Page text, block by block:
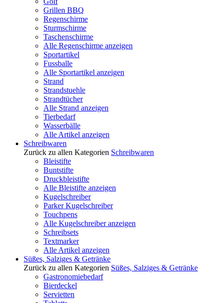
Grillen BBQ
Regenschirme
Sturmschirme
Taschenschirme
Alle Regenschirme anzeigen
Sportartikel
Fussballe
Alle Sportartikel anzeigen
Strand
Strandstuehle
Strandtücher
Alle Strand anzeigen
Tierbedarf
Wasserbälle
Alle Artikel anzeigen
Schreibwaren
Zurück zu allen Kategorien Schreibwaren
Bleistifte
Buntstifte
Druckbleistifte
Alle Bleistifte anzeigen
Kugelschreiber
Parker Kugelschreiber
Touchpens
Alle Kugelschreiber anzeigen
Schreibsets
Textmarker
Alle Artikel anzeigen
Süßes, Salziges & Getränke
Zurück zu allen Kategorien Süßes, Salziges & Getränke
Gastronomiebedarf
Bierdeckel
Servietten